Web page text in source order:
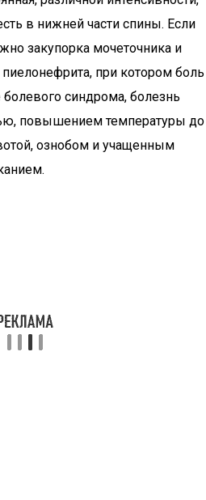
в нижней части спины. Если
закупорка мочеточника и
при котором боль
болевого синдрома, болезнь
повышением температуры до
ознобом и учащенным